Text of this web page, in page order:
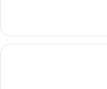
ทีฟ
ดับเบิล
เกี่ยว
กับ
ห้อง